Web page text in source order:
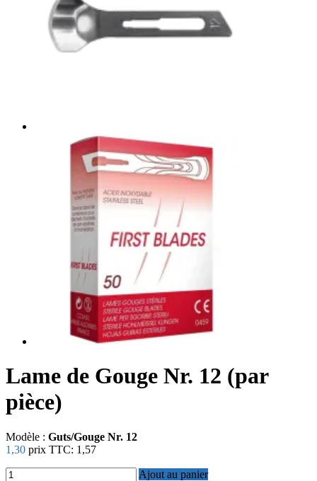
Lame de Gouge Nr. 12 (par
pièce)
Modèle : Guts/Gouge Nr. 12
1,30 prix TTC: 1,57
Ajout au panier